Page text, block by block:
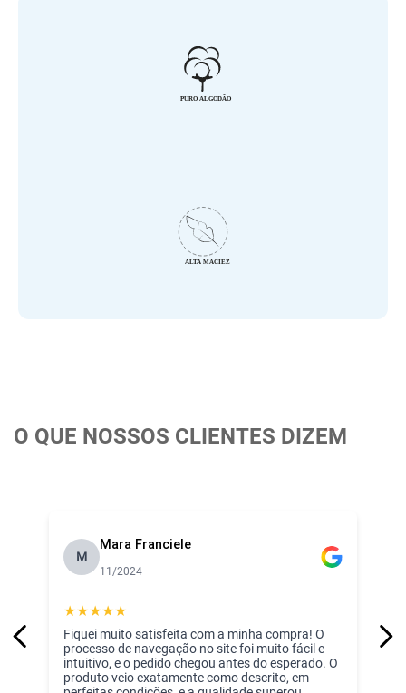
O QUE NOSSOS CLIENTES DIZEM
M
Mara Franciele
11/2024
★★★★★
Fiquei muito satisfeita com a minha compra! O
processo de navegação no site foi muito fácil e
intuitivo, e o pedido chegou antes do esperado. O
produto veio exatamente como descrito, em